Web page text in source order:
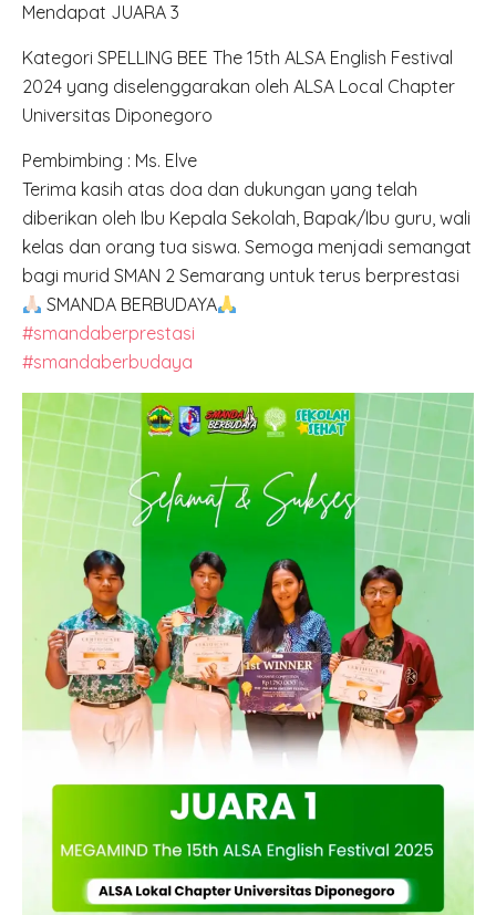
Mendapat JUARA 3
Kategori SPELLING BEE The 15th ALSA English Festival
2024 yang diselenggarakan oleh ALSA Local Chapter
Universitas Diponegoro
Pembimbing : Ms. Elve
Terima kasih atas doa dan dukungan yang telah
diberikan oleh Ibu Kepala Sekolah, Bapak/Ibu guru, wali
kelas dan orang tua siswa. Semoga menjadi semangat
bagi murid SMAN 2 Semarang untuk terus berprestasi
SMANDA BERBUDAYA
#smandaberprestasi
#smandaberbudaya